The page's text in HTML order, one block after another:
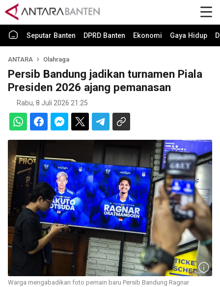
Seputar Banten DPRD Banten Ekonomi Gaya Hidup
ANTARA Olahraga
Persib Bandung jadikan turnamen Piala
Presiden 2026 ajang pemanasan
Rabu, 8 Juli 2026 21:25
Warga mengabadikan foto pemain baru Persib Bandung Ragnar